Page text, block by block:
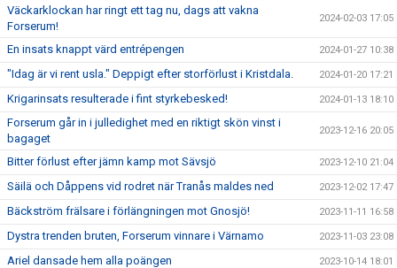
Väckarklockan har ringt ett tag nu, dags att vakna
Forserum!
2024-02-03 17:05
En insats knappt värd entrépengen 2024-01-27 10:38
"Idag är vi rent usla." Deppigt efter storförlust i Kristdala. 2024-01-20 17:21
Krigarinsats resulterade i fint styrkebesked! 2024-01-13 18:10
Forserum går in i julledighet med en riktigt skön vinst i
bagaget
2023-12-16 20:05
Bitter förlust efter jämn kamp mot Sävsjö 2023-12-10 21:04
Säilä och Dåppens vid rodret när Tranås maldes ned 2023-12-02 17:47
Bäckström frälsare i förlängningen mot Gnosjö! 2023-11-11 16:58
Dystra trenden bruten, Forserum vinnare i Värnamo 2023-11-03 23:08
Ariel dansade hem alla poängen 2023-10-14 18:01